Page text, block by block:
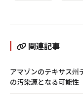
関連記事
アマゾンのテキサス州
の汚染源となる可能性